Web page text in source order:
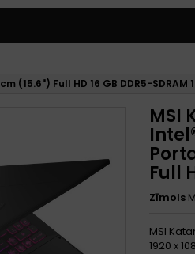
Full HD 16 GB DDR5-SDRAM 1
MSI
Full
Zīmols
MSI
1920 x